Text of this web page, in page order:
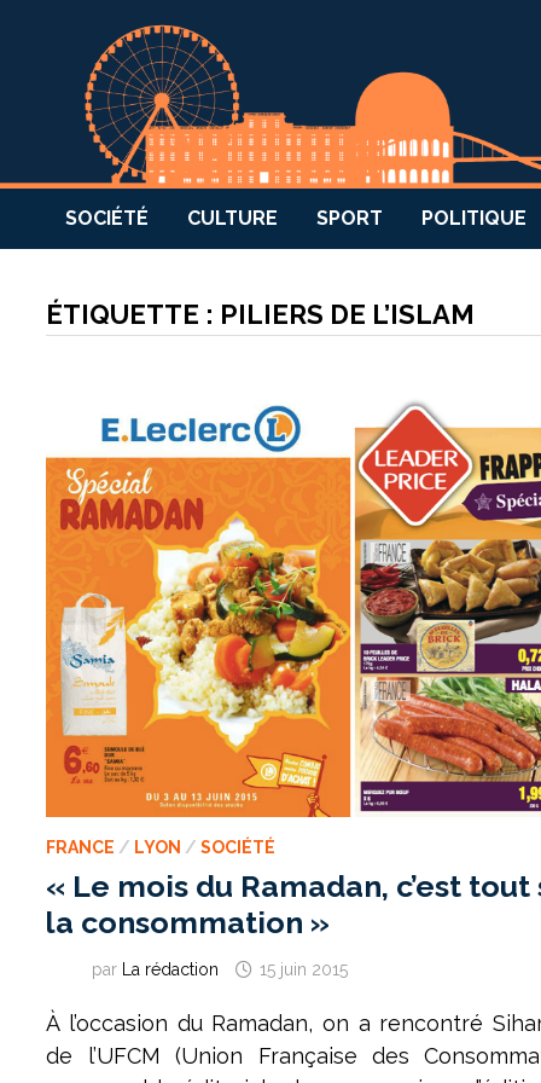
SOCIÉTÉ CULTURE SPORT POLITIQUE
ÉTIQUETTE : PILIERS DE L’ISLAM
FRANCE / LYON /SOCIÉTÉ
« Le mois du Ramadan, c’est
la consommation »
par La rédaction 15 juin 2015
À l’occasion du Ramadan, on a rencontré
de l’UFCM (Union Française des